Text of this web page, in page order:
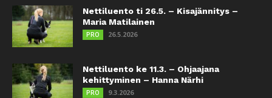
Nettiluento ti 26.5. – Kisajännitys –
Maria Matilainen
PRO 26.5.2026
Nettiluento ke 11.3. – Ohjaajana
kehittyminen – Hanna Närhi
PRO 9.3.2026